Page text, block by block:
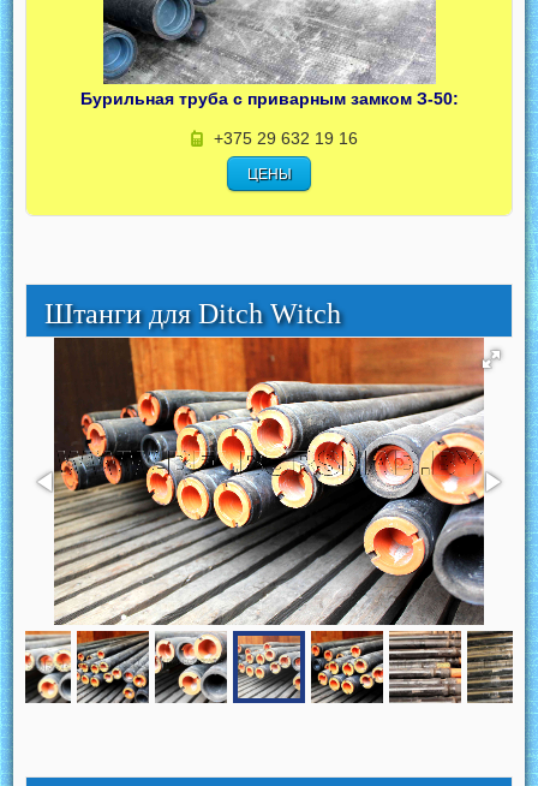
Бурильная труба с приварным замком З-50:
+375 29 632 19 16
ЦЕНЫ
Штанги для Ditch Witch